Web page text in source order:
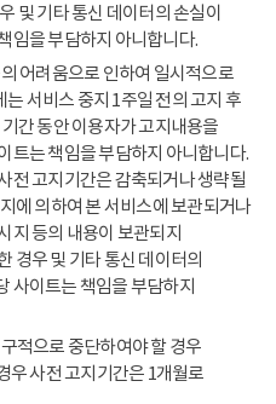
및 기타 통신 데이터의 손실이
임을 부담하지 아니합니다.
어려움으로 인하여 일시적으로
서비스 중지 1주일 전의 고지 후
간 동안 이용자가 고지내용을
트는 책임을 부담하지 아니합니다.
전 고지기간은 감축되거나 생략될
에 의하여 본 서비스에 보관되거나
지 등의 내용이 보관되지
경우 및 기타 통신 데이터의
사이트는 책임을 부담하지
적으로 중단하여야 할 경우
우 사전 고지기간은 1개월로